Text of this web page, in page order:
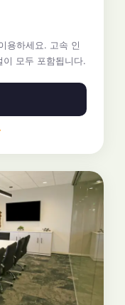
용하세요. 고속 인
모두 포함됩니다.